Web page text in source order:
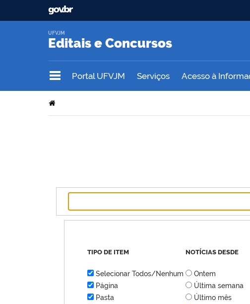
Editais e Concursos
UFVJM
Portal UFVJM Serviços Acesso à
TIPO DE ITEM
Selecionar Todos/Nenhum
Página
Pasta
NOTÍCIAS DESDE
Ontem
Última semana
Último mês